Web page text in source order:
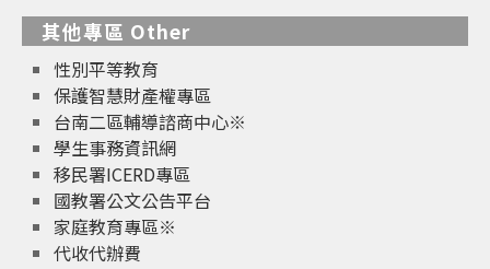
其他專區 Other
性別平等教育
保護智慧財產權專區
台南二區輔導諮商中心※
學生事務資訊網
移民署ICERD專區
國教署公文公告平台
家庭教育專區※
代收代辦費